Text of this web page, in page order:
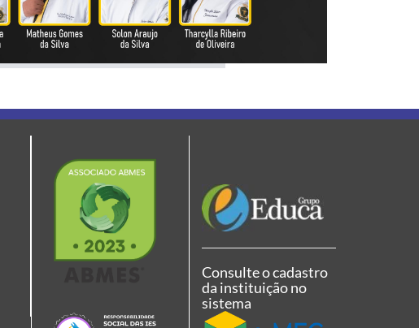
Consulte o cadastro
da instituição no
sistema